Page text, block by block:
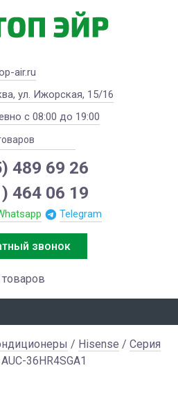
air.ru
ул. Ижорская, 15/16
с 08:00 до 19:00
489 69 26
464 06 19
Telegram
звонок
/ Hisense / Серия
36HR4SGA1